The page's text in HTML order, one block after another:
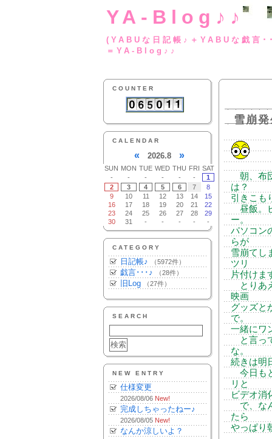
YA-Blog♪♪
(YABUな日記帳♪
＝YA-Blog♪♪
COUNTER
CALENDAR
« 2026.8 »
SUN MON TUE WED THU FRI SAT
-
- - - - -
1
2
3 4 5 6 7
8
9
10 11 12 13 14
15
16
17 18 19 20 21
22
23
24 25 26 27 28
29
30
31 - - - - -
CATEGORY
日記帳♪ （5972件）
戯言･･･♪ （28件）
旧Log （27件）
SEARCH
NEW ENTRY
仕様変更
2026/08/06 New!
完成しちゃったねー♪
2026/08/05 New!
なんか涼しいよ？
雪崩
朝、布
は？
引きこも
昼飯。
ー。
パソコン
らが
雪崩てし
ツリ
片付けま
とりあ
映画
グッズと
で。
一緒にワ
と言っ
な。
続きは明
今日も
リと
ビデオ消
で、な
たら
やっぱり